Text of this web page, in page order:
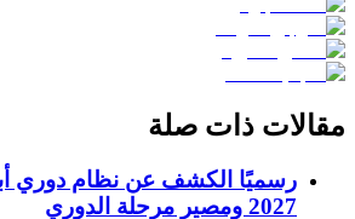
مقالات ذات صلة
2027 ومصير مرحلة الدوري